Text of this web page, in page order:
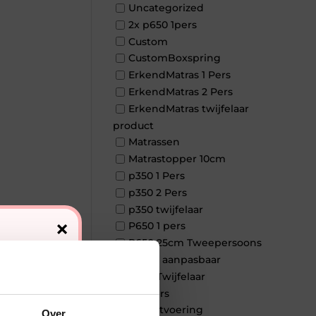
Uncategorized
2x p650 1pers
Custom
CustomBoxspring
ErkendMatras 1 Pers
ErkendMatras 2 Pers
ErkendMatras twijfelaar
product
Matrassen
Matrastopper 10cm
p350 1 Pers
p350 2 Pers
p350 twijfelaar
P650 1 pers
P650 25cm Tweepersoons
een kern aanpasbaar
P650 Twijfelaar
Toppers
Maatvoering
×